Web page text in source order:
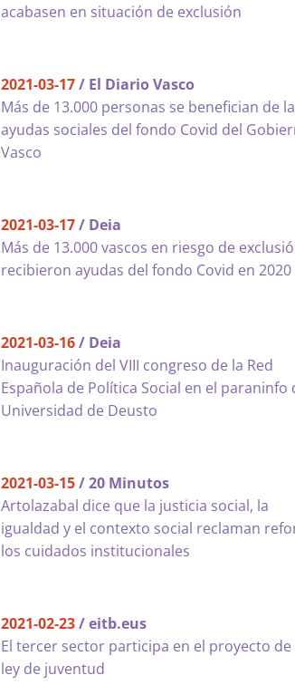
acabasen en situación de exclusión
2021-03-17/ El Diario Vasco
Más de 13.000 personas se benefician de
ayudas sociales del fondo Covid del
Vasco
2021-03-17/ Deia
Más de 13.000 vascos en riesgo de
recibieron ayudas del fondo Covid en 2020
2021-03-16/ Deia
Inauguración del VIII congreso de la Red
Española de Política Social en el paraninfo
Universidad de Deusto
2021-03-15/ 20 Minutos
Artolazabal dice que la justicia social, la
igualdad y el contexto social reclaman
los cuidados institucionales
2021-02-23/ eitb.eus
El tercer sector participa en el proyecto de
ley de juventud